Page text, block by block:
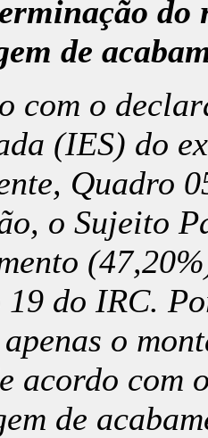
do
de
com o
(IES) do
Quadro
o Sujeito
do IRC.
o
acordo com
de